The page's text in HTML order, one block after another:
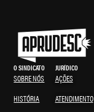
O SINDICATO
SOBRE NÓS
HISTÓRIA
JURÍDICO
AÇÕES
ATENDIMENTO